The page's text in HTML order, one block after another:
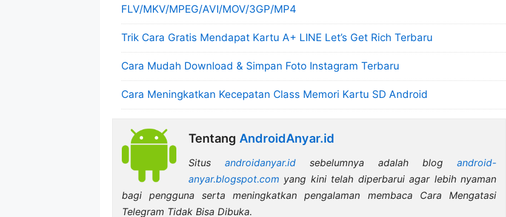
FLV/MKV/MPEG/AVI/MOV/3GP/MP4
Trik Cara Gratis Mendapat Kartu A+ LINE Let’s Get Rich Terbaru
Cara Mudah Download & Simpan Foto Instagram Terbaru
Cara Meningkatkan Kecepatan Class Memori Kartu SD Android
Tentang AndroidAnyar.id
Situs androidanyar.idsebelumnya adalah blogandroid-
anyar.blogspot.com yang kini telah diperbarui agar lebih nyaman
bagi pengguna serta meningkatkan pengalaman membaca Cara Mengatasi
Telegram Tidak Bisa Dibuka.